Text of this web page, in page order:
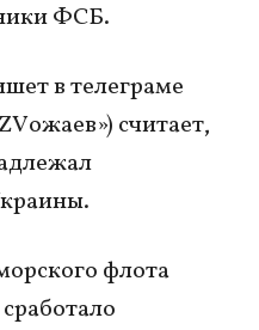
ФСБ.
в телеграме
считает,
флота